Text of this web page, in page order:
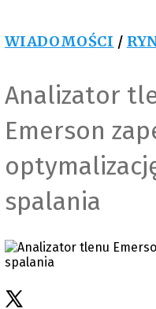
WIADOMOŚCI /
Analizator
Emerson
spalania